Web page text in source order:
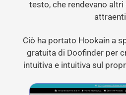
testo, che rendevano
Ciò ha portato Hookain a
gratuita di Doofinder per
intuitiva e intuitiva sul